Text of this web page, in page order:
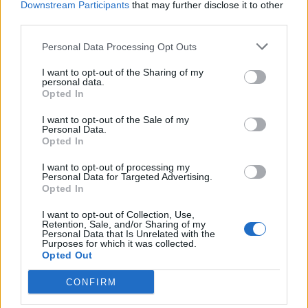
Downstream Participants that may further disclose it to other
Personal Data Processing Opt Outs
I want to opt-out of the Sharing of my
personal data.
Opted In
I want to opt-out of the Sale of my
Personal Data.
Opted In
I want to opt-out of processing my
Personal Data for Targeted Advertising.
Opted In
I want to opt-out of Collection, Use,
Retention, Sale, and/or Sharing of my
Personal Data that Is Unrelated with the
Purposes for which it was collected.
Opted Out
CONFIRM
καταργηθεί, τότε ένα Κέντρο Υγείας στον
περιορισμένο χώρο του Ξενία δεν είναι αρκετό.
και του Νοσοκομείου Μολάων, κάθε Κέντρο
Υγείας θα πρέπει να κατασκευάζεται πάνω στην
νέα εθνική οδό ώστε να έχει άνετη και ασφαλή
προσβασιμότητα αλλά και χώρους για οριζόντια
Τα Νοσοκομεία της χώρας θα κριθούν και από
Αν δηλαδή ανταπεξέρχονται στα βασικά
νοσήματα που πλήττουν τον ελληνικό
πληθυσμό.
Δεν αποκλείεται να υπάρξουν ειδικές ρυθμίσεις